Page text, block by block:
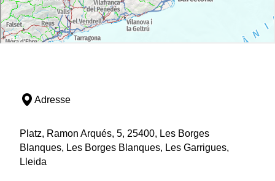
Adresse
Platz, Ramon Arqués, 5, 25400, Les Borges
Blanques, Les Borges Blanques, Les Garrigues,
Lleida